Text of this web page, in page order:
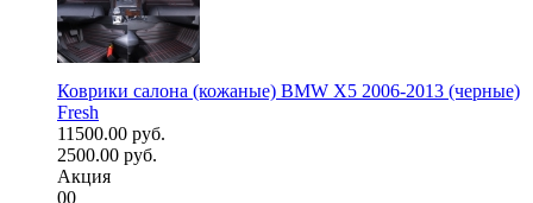
Коврики салона (кожаные) BMW X5 2006-2013 (черные)
Fresh
11500.00 руб.
2500.00 руб.
Акция
00